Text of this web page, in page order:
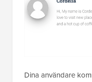
Dina användare